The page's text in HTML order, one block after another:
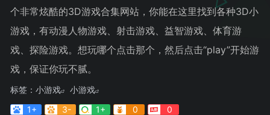
个非常炫酷的3D游戏合集网站，你能在这里找到各种3D小
游戏，有动漫人物游戏、射击游戏、益智游戏、体育游
戏、探险游戏。想玩哪个点击那个，然后点击“play”开始游
戏，保证你玩不腻。
标签： 小游戏
小游戏
1+
3- 1+ 0 0